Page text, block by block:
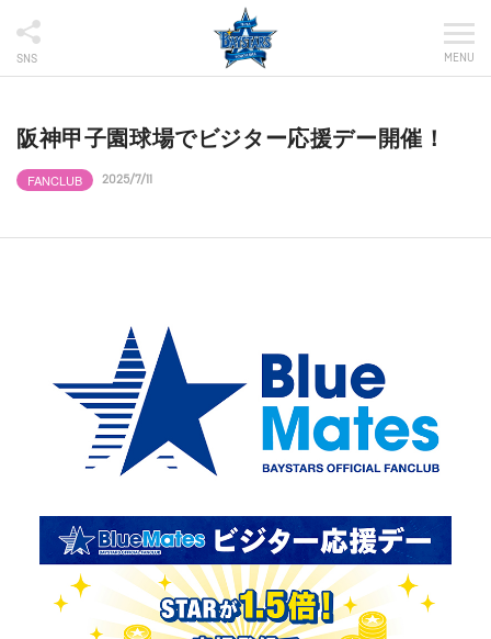
SNS MENU
阪神甲子園球場でビジター応援デー開催！
FANCLUB 2025/7/11